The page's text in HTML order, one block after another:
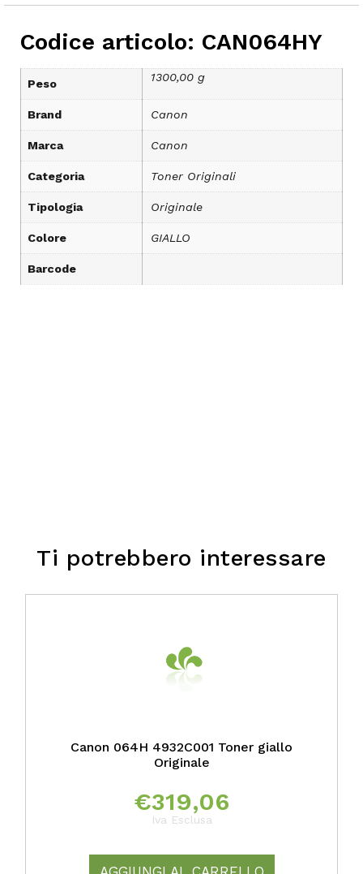
Codice articolo: CAN064HY
Peso 1300,00 g
Brand Canon
Marca Canon
Categoria Toner Originali
Tipologia Originale
Colore GIALLO
Barcode
Ti potrebbero interessare
Canon 064H 4932C001 Toner giallo
Originale
€319,06
Iva Esclusa